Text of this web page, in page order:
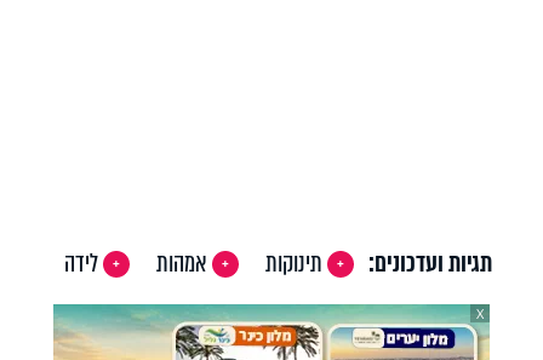
תגיות ועדכונים: תינוקות אמהות לידה
X